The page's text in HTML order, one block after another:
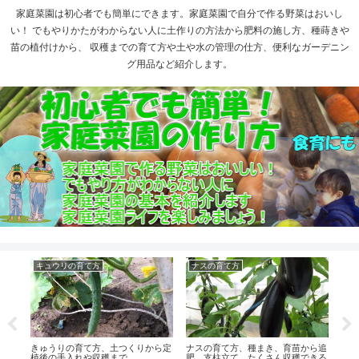
家庭菜園は初心者でも簡単にできます。家庭菜園で自分で作る野菜はおいし
い！ でもやりかたがわからない人に土作りの方法から肥料の施し方、種蒔きや
苗の植付けから、 収穫までの育て方や土や水の管理の仕方、便利なガーデニン
グ用品など紹介します。
キュウリの育て方
きゅうりの育て方、土つくりから定
ナスの育て方
ナスの育て方、種まき、育苗から追